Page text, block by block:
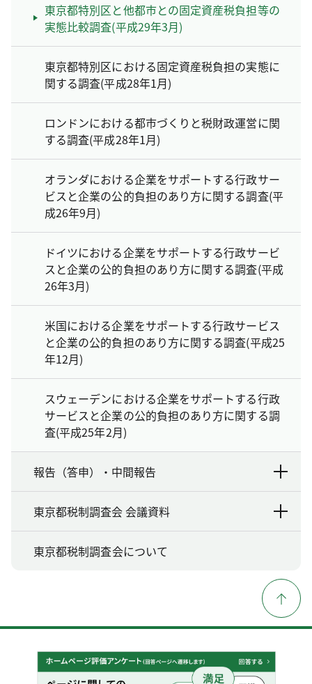
東京都特別区と他都市との固定資産税負担等の
実態比較調査(平成29年3月)
東京都特別区における固定資産税負担の実態に
関する調査(平成28年1月)
ロンドンにおける都市づくりと税財政運営に関
する調査(平成28年1月)
オランダにおける企業をサポートする行政サー
ビスと企業の公的負担のあり方に関する調査(平
成26年9月)
ドイツにおける企業をサポートする行政サービ
スと企業の公的負担のあり方に関する調査(平成
26年3月)
米国における企業をサポートする行政サービス
と企業の公的負担のあり方に関する調査(平成25
年12月)
スウェーデンにおける企業をサポートする行政
サービスと企業の公的負担のあり方に関する調
査(平成25年2月)
報告（答申）・中間報告
東京都税制調査会 会議資料
東京都税制調査会について